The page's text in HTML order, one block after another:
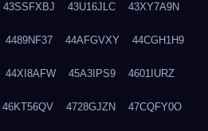
43SSFXBJ 43U16JLC 43XY7A9N
4489NF37 44AFGVXY 44CGH1H9
44XI8AFW 45A3IPS9 4601IURZ
46KT56QV 4728GJZN 47CQFY0O